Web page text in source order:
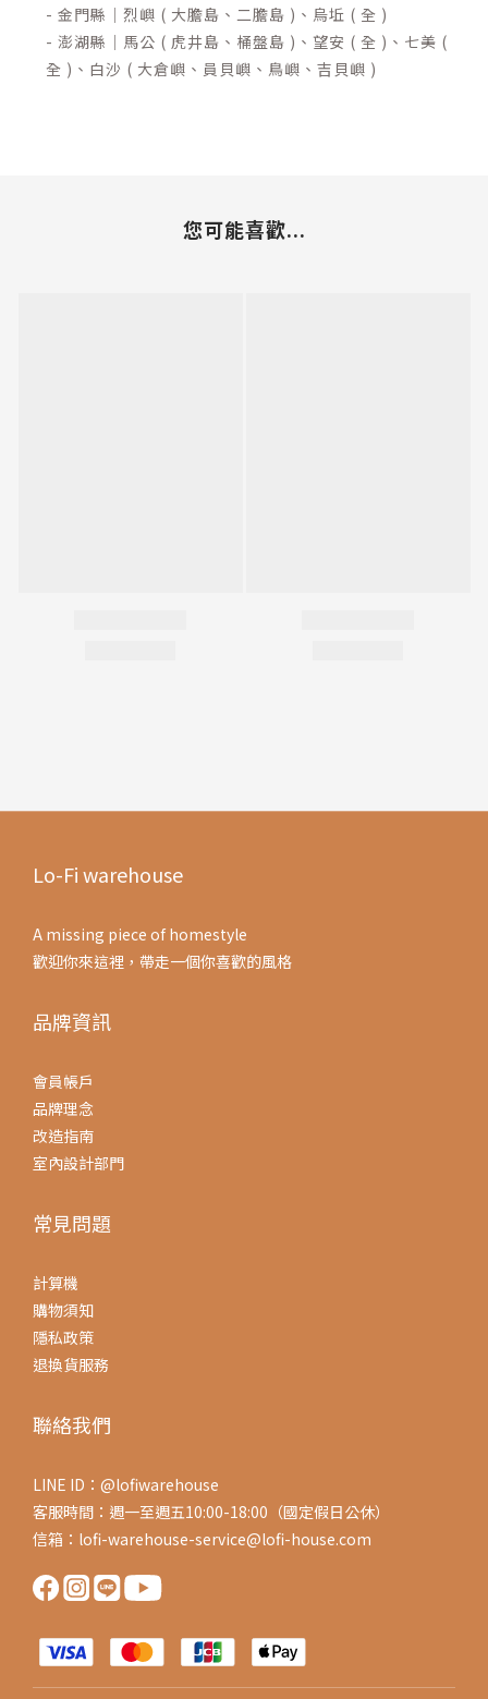
- 金門縣｜烈嶼 ( 大膽島、二膽島 )、烏坵 ( 全 )
- 澎湖縣｜馬公 ( 虎井島、桶盤島 )、望安 ( 全 )、七美 (
全 )、白沙 ( 大倉嶼、員貝嶼、鳥嶼、吉貝嶼 )
您可能喜歡...
Lo-Fi warehouse
A missing piece of homestyle
歡迎你來這裡，帶走一個你喜歡的風格
品牌資訊
會員帳戶
品牌理念
改造指南
室內設計部門
常見問題
計算機
購物須知
隱私政策
退換貨服務
聯絡我們
LINE ID：@lofiwarehouse
客服時間：週一至週五10:00-18:00（國定假日公休）
信箱：lofi-warehouse-service@lofi-house.com